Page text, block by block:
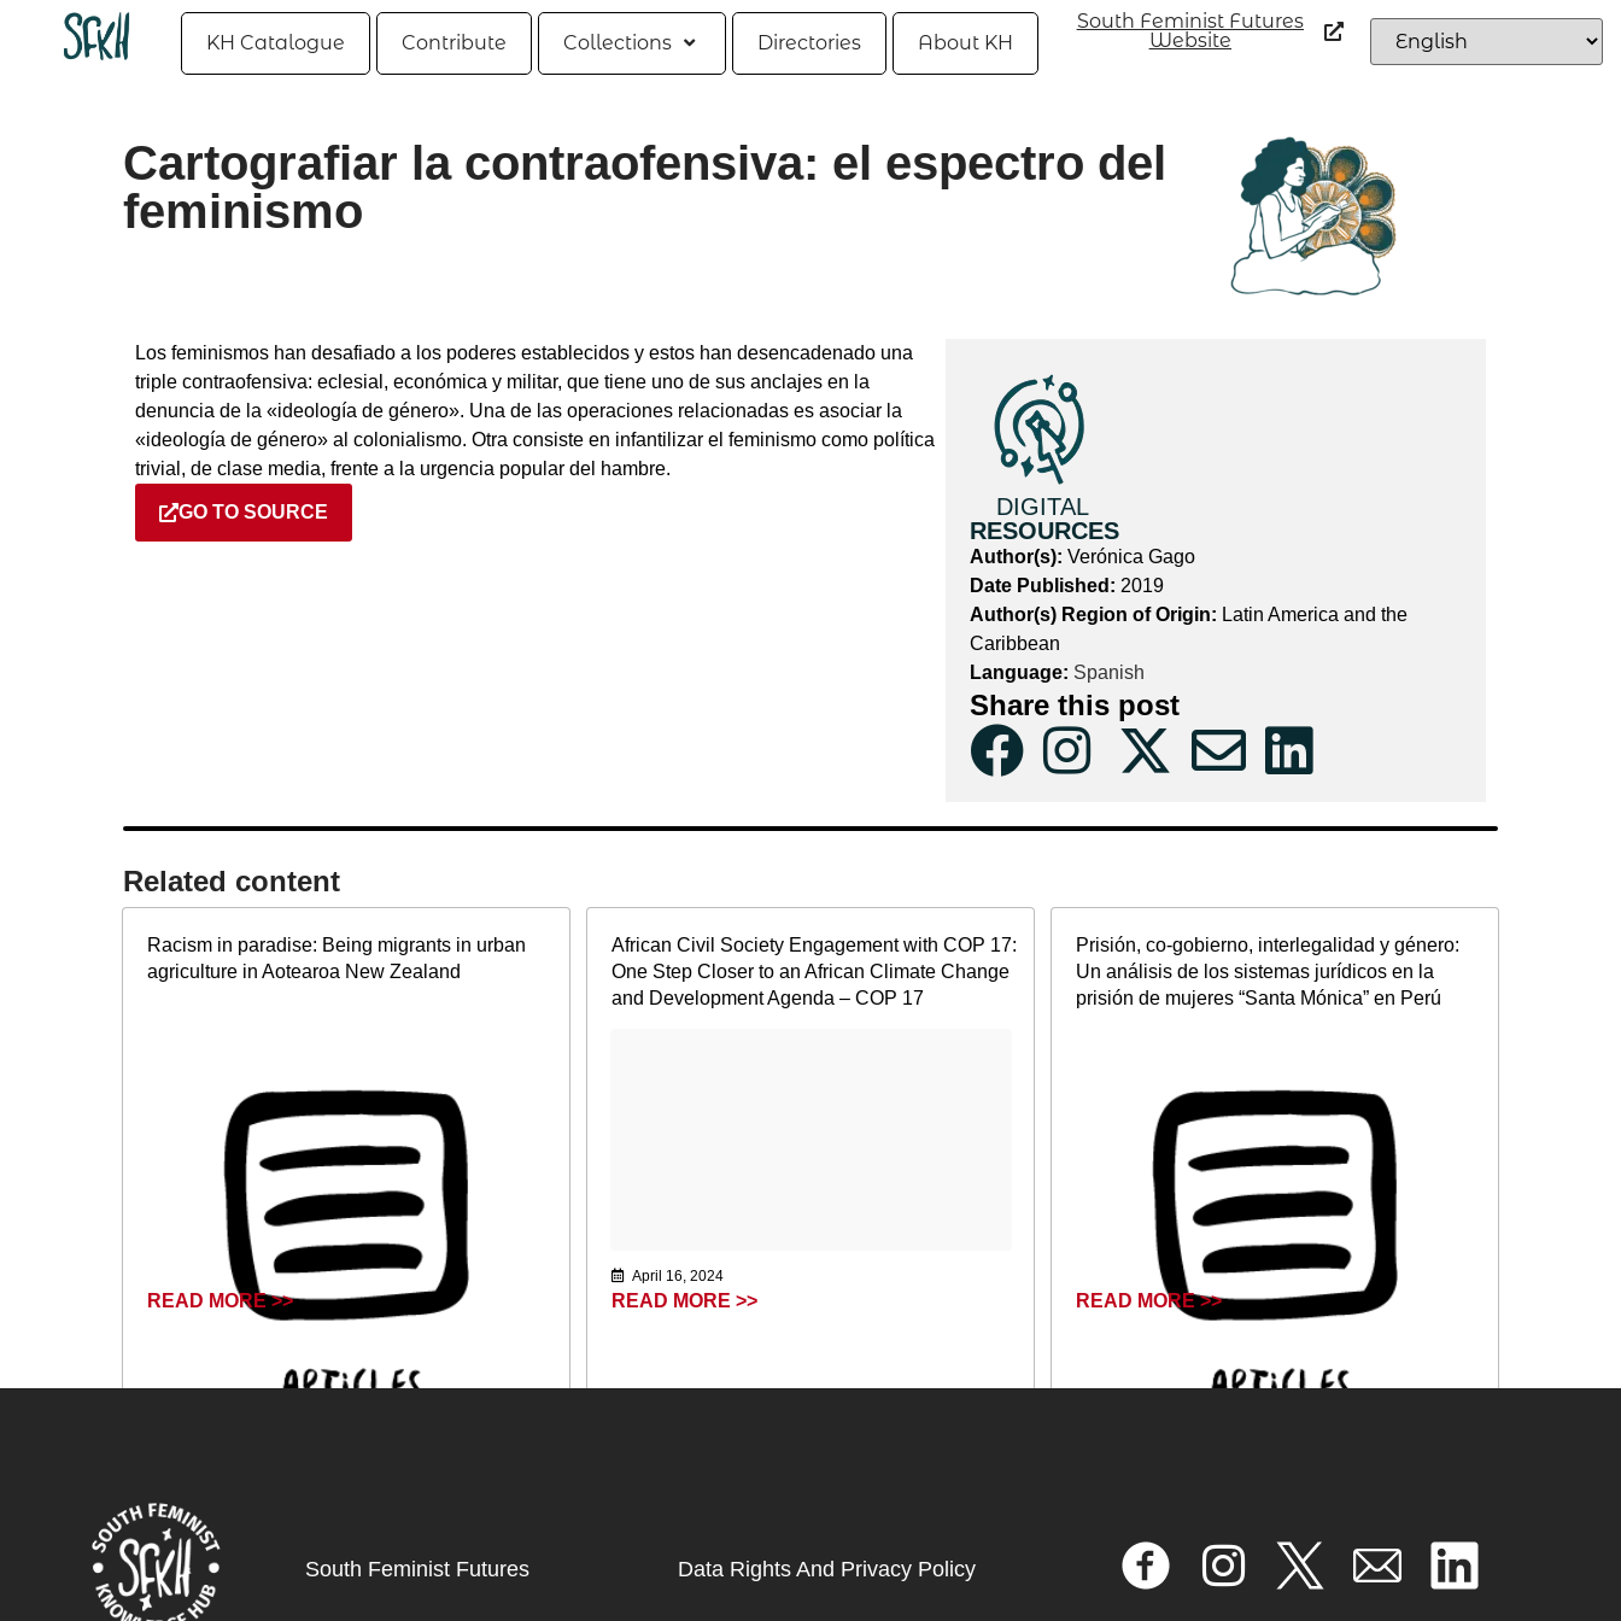
KH Catalogue Contribute Collections Directories About KH
South Feminist Futures
Website
Cartografiar la contraofensiva: el espectro del
feminismo
Los feminismos han desafiado a los poderes establecidos y estos han desencadenado una
triple contraofensiva: eclesial, económica y militar, que tiene uno de sus anclajes en la
denuncia de la «ideología de género». Una de las operaciones relacionadas es asociar la
«ideología de género» al colonialismo. Otra consiste en infantilizar el feminismo como política
trivial, de clase media, frente a la urgencia popular del hambre.
GO TO SOURCE
DIGITAL
RESOURCES
Author(s): Verónica Gago
Date Published: 2019
Author(s) Region of Origin: Latin America and the
Caribbean
Language: Spanish
Share this post
Related content​
Racism in paradise: Being migrants in urban
agriculture in Aotearoa New Zealand
READ MORE >>
African Civil Society Engagement with COP 17:
One Step Closer to an African Climate Change
and Development Agenda – COP 17
April 16, 2024
READ MORE >>
Prisión, co-gobierno, interlegalidad y género:
Un análisis de los sistemas jurídicos en la
prisión de mujeres “Santa Mónica” en Perú
READ MORE >>
South Feminist Futures Data Rights And Privacy Policy